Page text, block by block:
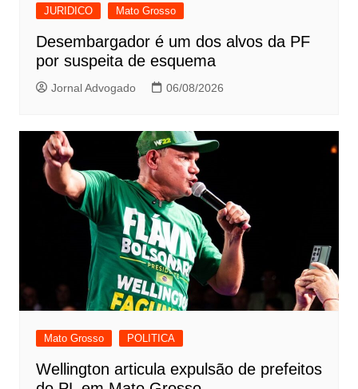
JURIDICO Mato Grosso
Desembargador é um dos alvos da PF
por suspeita de esquema
Jornal Advogado 06/08/2026
Mato Grosso POLITICA
Wellington articula expulsão de prefeitos